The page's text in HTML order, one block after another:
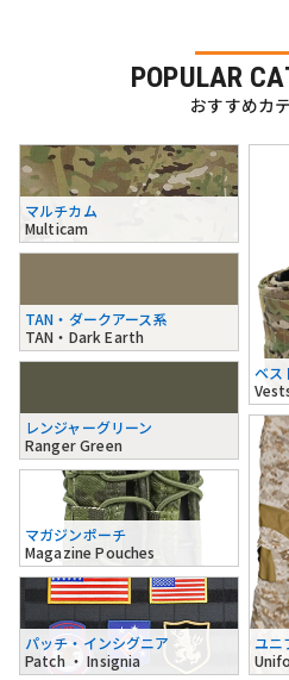
POPULAR
おすすめカ
マルチカム
Multicam
TAN・ダークアース系
TAN・Dark Earth
レンジャーグリーン
Ranger Green
ベス
マガジンポーチ
Magazine Pouches
パッチ・インシグニア
Patch ・ Insignia
ユニ